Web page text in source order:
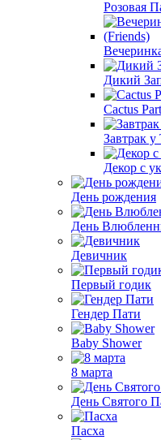
Розовая
Дикий
Cactus
Завтрак
Декор с
День рождения
День
Девичник
Первый годик
Гендер Пати
Baby Shower
8 марта
День Святого
Пасха